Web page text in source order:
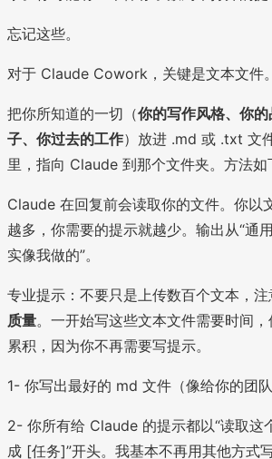
忘记这些。
对于 Claude Cowork，关键是文本文件。
把你所知道的一切（你的写作风格、你
子、你过去的工作）放进 .md 或 .txt 文
里，指向 Claude 到那个文件夹。方法如
Claude 在回复前会读取你的文件。你以
越多，你需要的提示就越少。输出从“通
实像我做的”。
专业提示：不要只是上传数百个文本，
质量。一开始写这些文本文件需要时间
累积，因为你不再需要写提示。
1- 你写出最好的 md 文件（像给你的团队
2- 你所有给 Claude 的提示都以“读取这
成 [任务]”开头。我基本不再用其他方式写